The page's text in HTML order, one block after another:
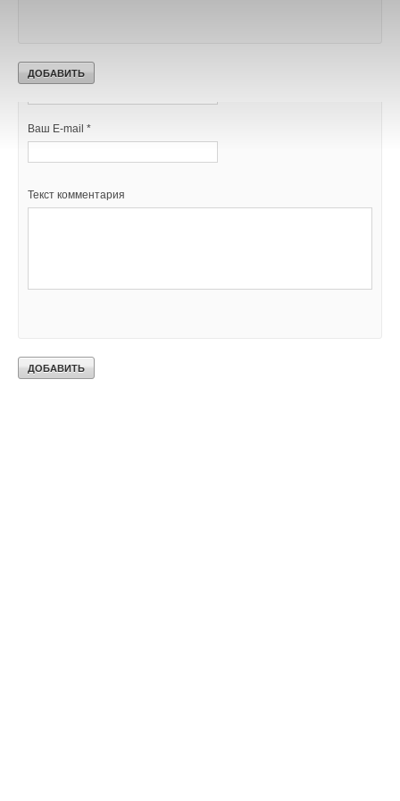
Ваше имя *
Ваш E-mail *
Текст комментария